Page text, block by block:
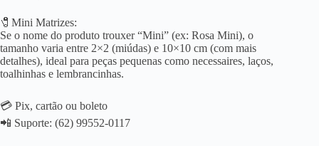
🧷Mini Matrizes:
Se o nome do produto trouxer “Mini” (ex: Rosa Mini), o
tamanho varia entre 2×2 (miúdas) e 10×10 cm (com mais
detalhes), ideal para peças pequenas como necessaires, laços,
toalhinhas e lembrancinhas.
💳 Pix, cartão ou boleto
📲 Suporte: (62) 99552-0117